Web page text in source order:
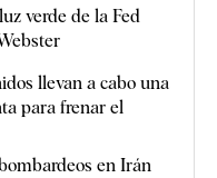
verde de la Fed
llevan a cabo una
para frenar el
en Irán